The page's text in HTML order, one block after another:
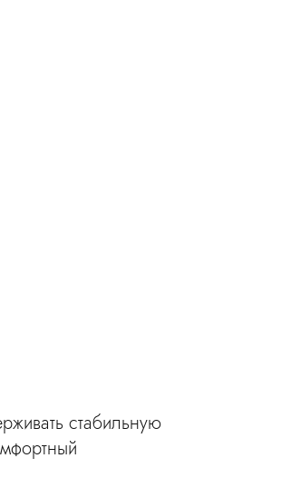
стабильную